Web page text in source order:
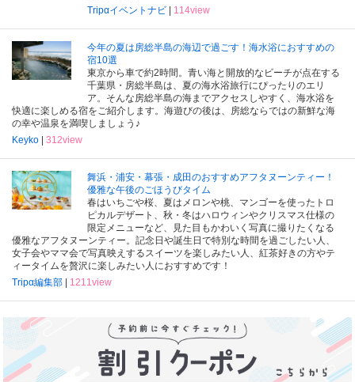
Tripαイベントナビ | 114view
今年の夏は房総半島の海辺で過ごす！海水浴におすすめの
宿10選
東京から車で約2時間。青い海と開放的なビーチが点在する
千葉県・房総半島は、夏の海水浴旅行にぴったりのエリ
ア。そんな房総半島の海までアクセスしやすく、海水浴を
快適に楽しめる宿をご紹介します。海遊びの後は、房総ならではの新鮮な海
の幸や温泉を満喫しましょう♪
Keyko | 312view
舞浜・浦安・幕張・成田のおすすめアフタヌーンティー！
優雅な午後のごほうびタイム
春はいちごや桜、夏はメロンや桃、マンゴーを使ったトロ
ピカルデザート、秋・冬はハロウィンやクリスマス仕様の
限定メニューなど、見た目もかわいく写真に撮りたくなる
優雅なアフタヌーンティー。記念日や誕生日で特別な時間を過ごしたい人、
女子会やママ会で写真映えするスイーツを楽しみたい人、紅茶好きの方やテ
ィータイムを贅沢に楽しみたい人におすすめです！
Tripα編集部 | 1211view